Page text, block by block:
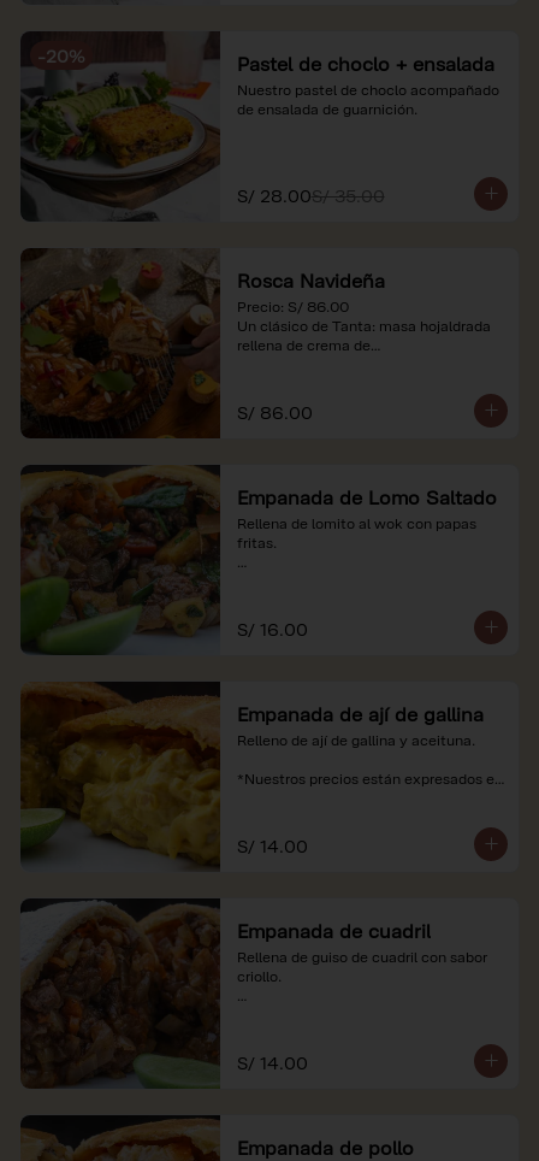
-20% Pastel de choclo + ensalada
Nuestro pastel de choclo acompañado
de ensalada de guarnición.
S/ 28.00S/ 35.00
Rosca Navideña
Precio: S/ 86.00
Un clásico de Tanta: masa hojaldrada
rellena de crema de
*Nuestros precios están expresados en
soles e incluyen impuestos de ley y
S/ 86.00
Empanada de Lomo Saltado
Rellena de lomito al wok con papas
fritas.
S/ 16.00
Empanada de ají de gallina
Relleno de ají de gallina y aceituna.
*Nuestros precios están expresados en
S/ 14.00
Empanada de cuadril
Rellena de guiso de cuadril con sabor
criollo.
S/ 14.00
Empanada de pollo